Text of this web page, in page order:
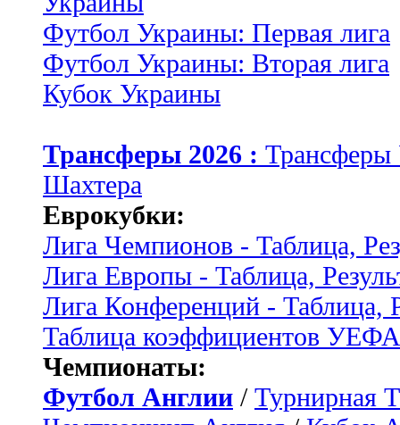
Футбол Украины: Первая лига
Футбол Украины: Вторая лига
Кубок Украины
Трансферы 2026 :
Шахтера
Еврокубки:
Лига Чемпионов - Таблица,
Лига Европы - Таблица,
Лига Конференций - Таблица,
Таблица коэффициентов УЕФА
Чемпионаты:
Футбол Англии / Турнирная